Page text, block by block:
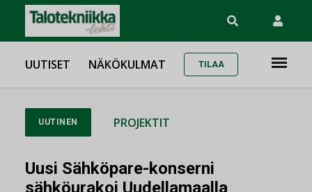
UUTISET NÄKÖKULMAT TILAA
UUTINEN PROJEKTIT
Uusi Sähköpare-konserni
sähköurakoi Uudellamaalla